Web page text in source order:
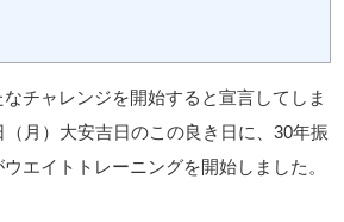
チャレンジを開始すると宣言してしま
月）大安吉日のこの良き日に、30年振
エイトトレーニングを開始しました。